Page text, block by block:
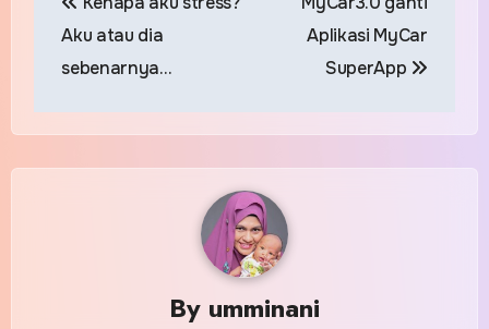
navigation
Aku atau dia
sebenarnya…
Aplikasi MyCar
SuperApp
By umminani